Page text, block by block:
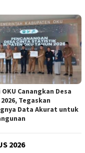
Canangkan Desa
Tegaskan
Data Akurat untuk
2026